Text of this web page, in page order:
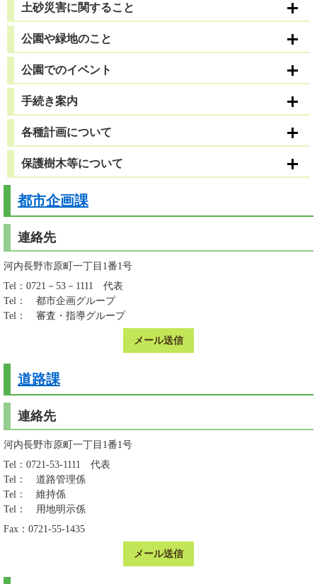
土砂災害に関すること
公園や緑地のこと
公園でのイベント
手続き案内
各種計画について
保護樹木等について
都市企画課
連絡先
河内長野市原町一丁目1番1号
Tel：0721－53－1111
代表
Tel：
都市企画グループ
Tel：
審査・指導グループ
メール送信
道路課
連絡先
河内長野市原町一丁目1番1号
Tel：0721-53-1111
代表
Tel：
道路管理係
Tel：
維持係
Tel：
用地明示係
Fax：0721-55-1435
メール送信